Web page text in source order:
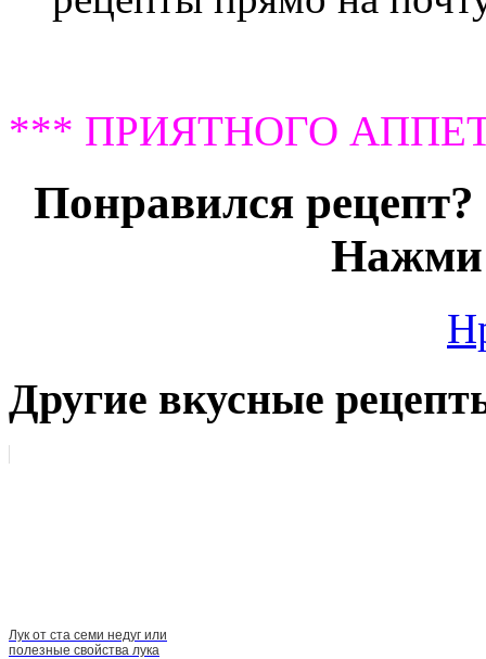
*** ПРИЯТНОГО
Понравился
Нажми
Другие вкусные
Лук от ста семи недуг или
полезные свойства лука